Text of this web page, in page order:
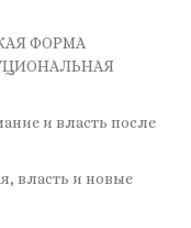
ФОРМА
и власть после
власть и новые